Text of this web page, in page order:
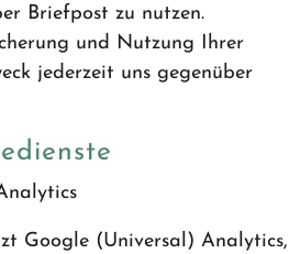
Briefpost zu nutzen.
und Nutzung Ihrer
jederzeit uns gegenüber
Google (Universal) Analytics,